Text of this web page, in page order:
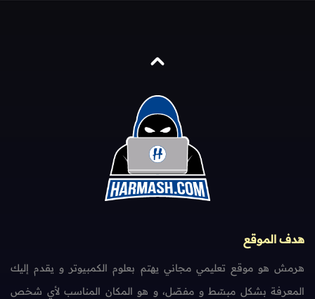
هدف الموقع
هرمش هو موقع تعليمي مجاني يهتم بعلوم الكمبيوتر و يقدم إليك
المعرفة بشكل مبسّط و مفصّل، و هو المكان المناسب لأي شخص